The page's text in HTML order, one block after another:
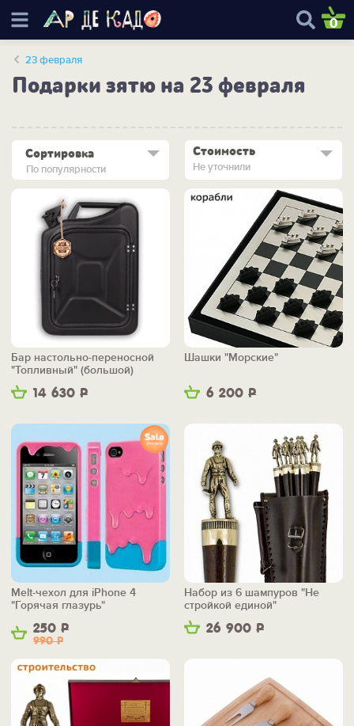
0
23 февраля
Подарки зятю на 23 февраля
По популярности
Сортировка Стоимость
Не уточнили
14 630 Р
Бар настольно-переносной
"Топливный" (большой)
6 200 Р
Шашки "Морские"
250 Р
990Р
Melt-чехол для iPhone 4
"Горячая глазурь"
26 900 Р
Набор из 6 шампуров "Не
стройкой единой"